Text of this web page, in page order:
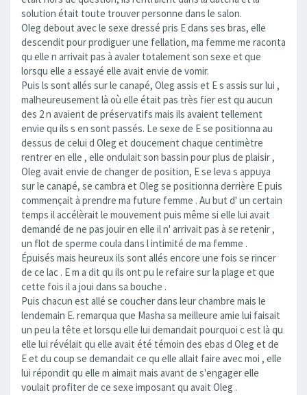
solution était toute trouver personne dans le salon.
Oleg debout avec le sexe dressé pris E dans ses bras, elle
descendit pour prodiguer une fellation, ma femme me raconta
qu elle n arrivait pas à avaler totalement son sexe et que
lorsqu elle a essayé elle avait envie de vomir.
Puis ls sont allés sur le canapé, Oleg assis et E s assis sur lui ,
malheureusement là où elle était pas très fier est qu aucun
des 2 n avaient de préservatifs mais ils avaient tellement
envie qu ils s en sont passés. Le sexe de E se positionna au
dessus de celui d Oleg et doucement chaque centimètre
rentrer en elle , elle ondulait son bassin pour plus de plaisir ,
Oleg avait envie de changer de position, E se leva s appuya
sur le canapé, se cambra et Oleg se positionna derrière E puis
commençait à prendre ma future femme . Au but d' un certain
temps il accélèrait le mouvement puis même si elle lui avait
demandé de ne pas jouir en elle il n' arrivait pas à se retenir ,
un flot de sperme coula dans l intimité de ma femme .
Épuisés mais heureux ils sont allés encore une fois se rincer
de ce lac . E m a dit qu ils ont pu le refaire sur la plage et que
cette fois il a joui dans sa bouche .
Puis chacun est allé se coucher dans leur chambre mais le
lendemain E. remarqua que Masha sa meilleure amie lui faisait
un peu la tête et lorsqu elle lui demandait pourquoi c est là qu
elle lui révélait qu elle avait été témoin des ebas d Oleg et de
E et du coup se demandait ce qu elle allait faire avec moi , elle
lui répondit qu elle m aimait mais avant de s'engager elle
voulait profiter de ce sexe imposant qu avait Oleg .